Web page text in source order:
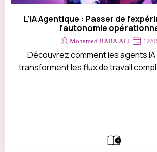
L’IA Agentique : Passer de
l’autonomie
Mohamed BABA ALI 12/
Découvrez comment les agents
transforment les flux de travail